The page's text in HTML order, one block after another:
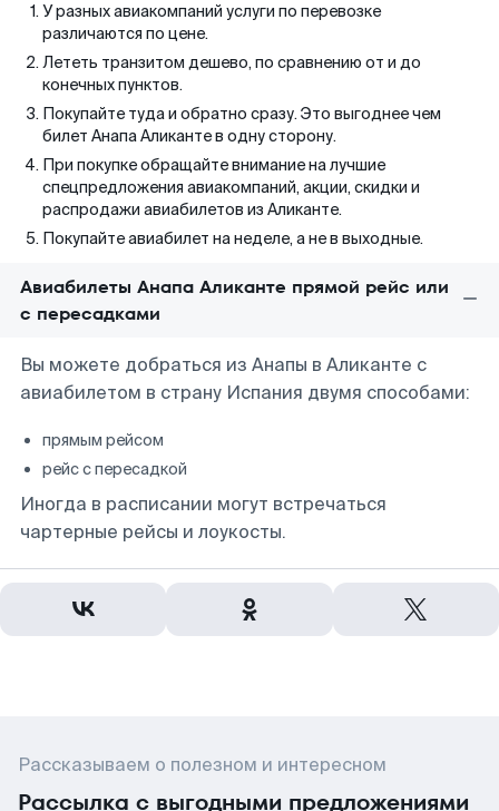
У разных авиакомпаний услуги по перевозке
различаются по цене.
Лететь транзитом дешево, по сравнению от и до
конечных пунктов.
Покупайте туда и обратно сразу. Это выгоднее чем
билет Анапа Аликанте в одну сторону.
При покупке обращайте внимание на лучшие
спецпредложения авиакомпаний, акции, скидки и
распродажи авиабилетов из Аликанте.
Покупайте авиабилет на неделе, а не в выходные.
Авиабилеты Анапа Аликанте прямой рейс или
с пересадками
Вы можете добраться из Анапы в Аликанте с
авиабилетом в страну Испания двумя способами:
прямым рейсом
рейс с пересадкой
Иногда в расписании могут встречаться
чартерные рейсы и лоукосты.
Рассказываем о полезном и интересном
Рассылка с выгодными предложениями